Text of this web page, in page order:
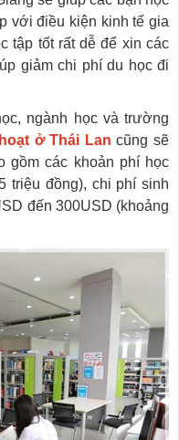
với điều kiện kinh tế gia
tập tốt rất dễ để xin các
giảm chi phí du học đi
ngành học và trường
ở Thái Lan cũng sẽ
gồm các khoản phí học
triệu đồng), chi phí sinh
đến 300USD (khoảng